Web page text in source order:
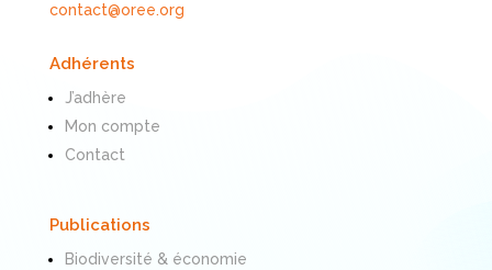
contact@oree.org
Adhérents
J’adhère
Mon compte
Contact
Publications
Biodiversité & économie